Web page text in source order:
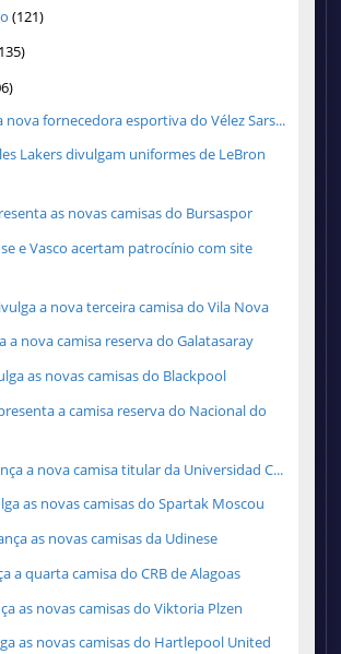
(121)
nova fornecedora esportiva do Vélez Sars...
Lakers divulgam uniformes de LeBron
as novas camisas do Bursaspor
e Vasco acertam patrocínio com site
a nova terceira camisa do Vila Nova
a nova camisa reserva do Galatasaray
as novas camisas do Blackpool
a camisa reserva do Nacional do
a nova camisa titular da Universidad C...
as novas camisas do Spartak Moscou
as novas camisas da Udinese
a quarta camisa do CRB de Alagoas
as novas camisas do Viktoria Plzen
as novas camisas do Hartlepool United